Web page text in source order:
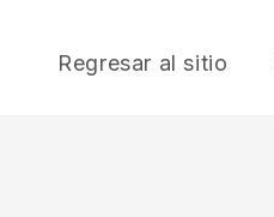
Regresar al sitio